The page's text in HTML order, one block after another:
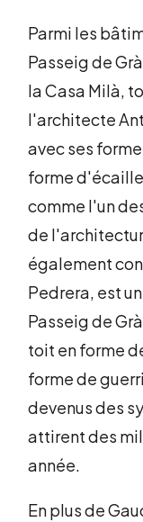
Parmi les
Passeig de
la Casa Milà,
l'architecte
avec ses
forme
comme l'un
de
également
Pedrera, est
Passeig de
toit en forme
forme de
devenus des
attirent des
année.
En plus de